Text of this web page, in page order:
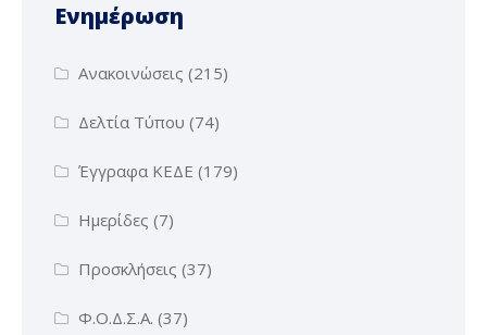
Ενημέρωση
Ανακοινώσεις (215)
Δελτία Τύπου (74)
Έγγραφα ΚΕΔΕ (179)
Ημερίδες (7)
Προσκλήσεις (37)
Φ.Ο.Δ.Σ.Α. (37)